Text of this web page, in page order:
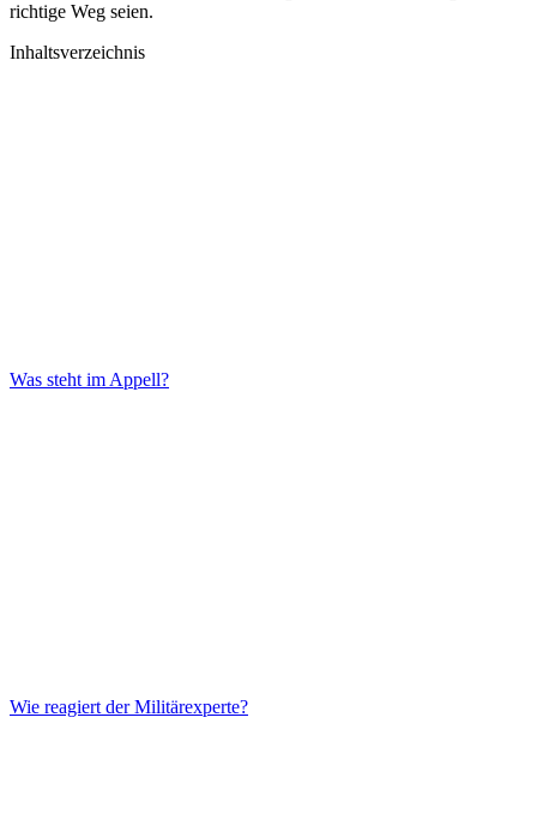
richtige Weg seien.
Inhaltsverzeichnis
Was steht im Appell?
Wie reagiert der Militärexperte?